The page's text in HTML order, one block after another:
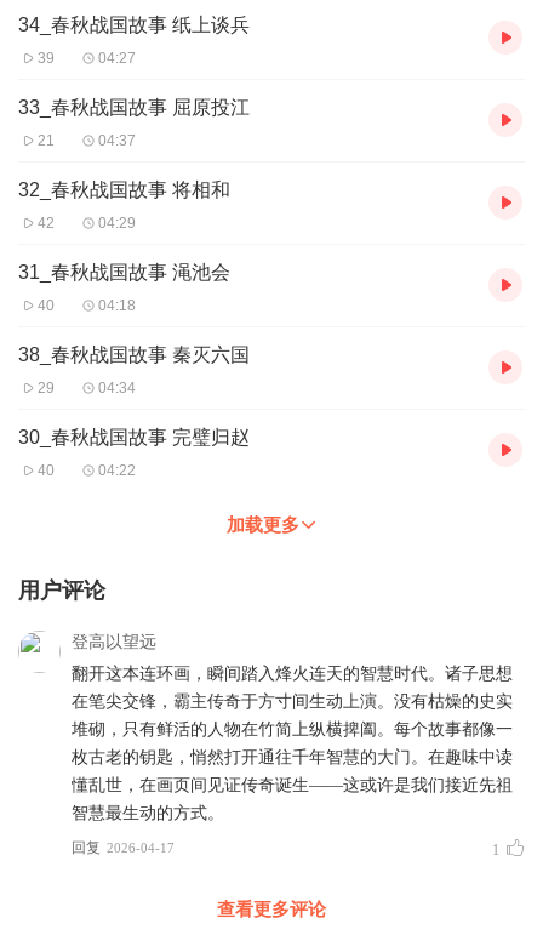
34_春秋战国故事 纸上谈兵
39 04:27
33_春秋战国故事 屈原投江
21 04:37
32_春秋战国故事 将相和
42 04:29
31_春秋战国故事 渑池会
40 04:18
38_春秋战国故事 秦灭六国
29 04:34
30_春秋战国故事 完璧归赵
40 04:22
加载更多
用户评论
登高以望远
翻开这本连环画，瞬间踏入烽火连天的智慧时代。诸子思想
在笔尖交锋，霸主传奇于方寸间生动上演。没有枯燥的史实
堆砌，只有鲜活的人物在竹简上纵横捭阖。每个故事都像一
枚古老的钥匙，悄然打开通往千年智慧的大门。在趣味中读
懂乱世，在画页间见证传奇诞生——这或许是我们接近先祖
智慧最生动的方式。
回复 2026-04-17 1
查看更多评论